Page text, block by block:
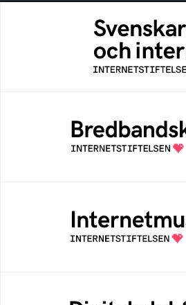
Svenskarna och
En årlig studie av
internetvanor
Bredbandskollen är ett
konsumentverktyg
Ett digitalt museum som
av